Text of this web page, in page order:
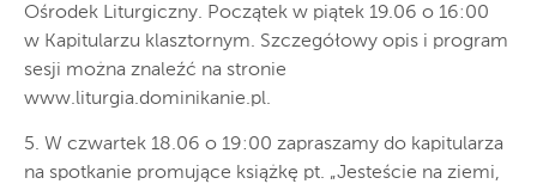
Ośrodek Liturgiczny. Początek w piątek 19.06 o 16:00
w Kapitularzu klasztornym. Szczegółowy opis i program
sesji można znaleźć na stronie
www.liturgia.dominikanie.pl.
5. W czwartek 18.06 o 19:00 zapraszamy do kapitularza
na spotkanie promujące książkę pt. „Jesteście na ziemi,